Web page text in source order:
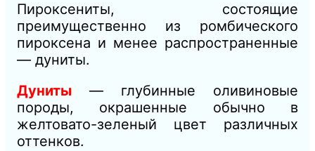
Пироксениты, состоящие
преимущественно из ромбического
пироксена и менее распространенные
— дуниты.
Дуниты — глубинные оливиновые
породы, окрашенные обычно в
желтовато-зеленый цвет различных
оттенков.